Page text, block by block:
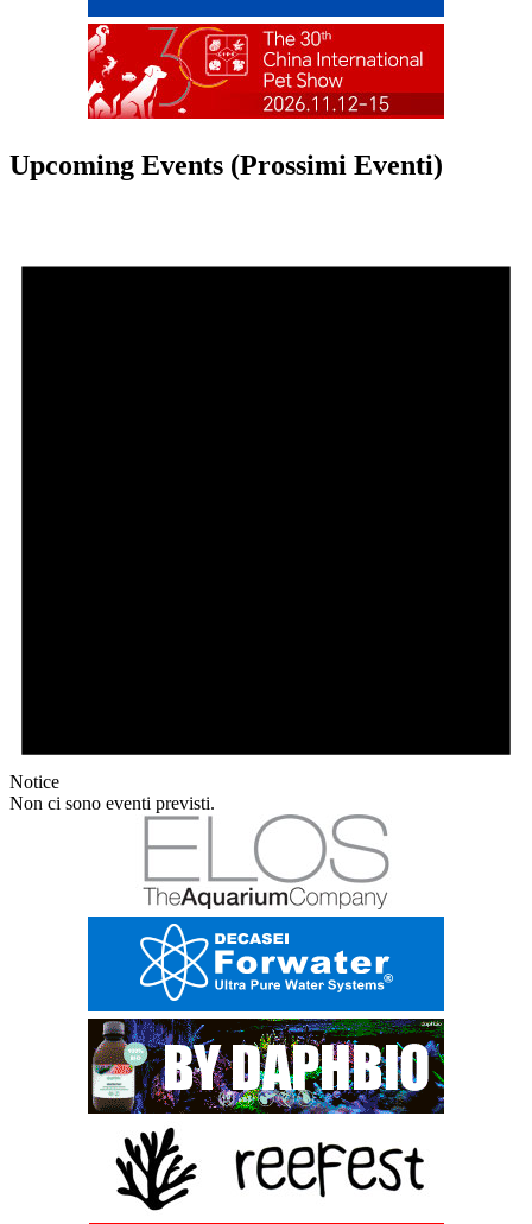
Upcoming Events (Prossimi Eventi)
Notice
Non ci sono eventi previsti.